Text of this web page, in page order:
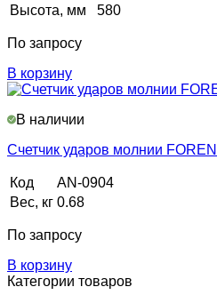
Высота, мм
580
По запросу
В корзину
В наличии
Счетчик ударов молнии
Код
AN-0904
Вес, кг 0.68
По запросу
В корзину
Категории товаров